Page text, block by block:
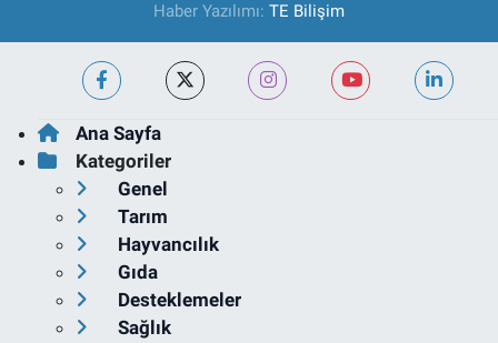
Haber Yazılımı: TE Bilişim
Ana Sayfa
Kategoriler
Genel
Tarım
Hayvancılık
Gıda
Desteklemeler
Sağlık